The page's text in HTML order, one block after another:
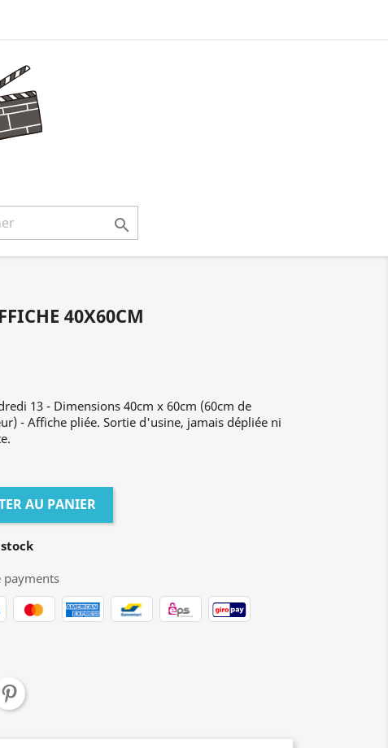

40X60CM
13 - Dimensions 40cm x 60cm (60cm de
- Affiche pliée. Sortie d'usine, jamais dépliée ni
AU PANIER
payments